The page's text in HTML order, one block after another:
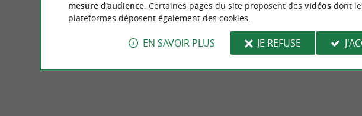
mesure d'audience. Certaines pages du site proposent des vidéosdont
plateformes déposent également des cookies.
EN SAVOIR PLUS JE REFUSE